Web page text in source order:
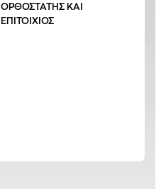
ΟΡΘΟΣΤΑΤΗΣ ΚΑΙ
ΕΠΙΤΟΙΧΙΟΣ